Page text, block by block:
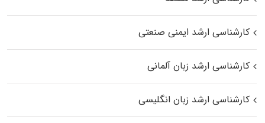
کارشناسی ارشد ایمنی صنعتی
کارشناسی ارشد زبان آلمانی
کارشناسی ارشد زبان انگلیسی